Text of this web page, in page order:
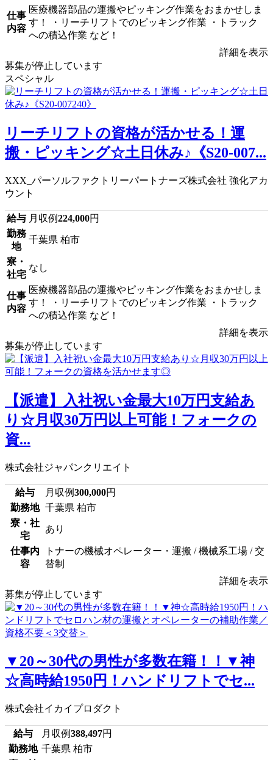
仕事
内容
医療機器部品の運搬やピッキング作業をおまかせしま
す！ ・リーチリフトでのピッキング作業 ・トラック
への積込作業 など！
詳細を表示
募集が停止しています
スペシャル
リーチリフトの資格が活かせる！運
搬・ピッキング☆土日休み♪《S20-007...
XXX_パーソルファクトリーパートナーズ株式会社 強化アカ
ウント
給与 月収例224,000円
勤務
地
千葉県 柏市
寮・
社宅
なし
仕事
内容
医療機器部品の運搬やピッキング作業をおまかせしま
す！ ・リーチリフトでのピッキング作業 ・トラック
への積込作業 など！
詳細を表示
募集が停止しています
【派遣】入社祝い金最大10万円支給あ
り☆月収30万円以上可能！フォークの
資...
株式会社ジャパンクリエイト
給与 月収例300,000円
勤務地 千葉県 柏市
寮・社
宅
あり
仕事内
容
トナーの機械オペレーター・運搬 / 機械系工場 / 交
替制
詳細を表示
募集が停止しています
▼20～30代の男性が多数在籍！！▼神
☆高時給1950円！ハンドリフトでセ...
株式会社イカイプロダクト
給与 月収例388,497円
勤務地 千葉県 柏市